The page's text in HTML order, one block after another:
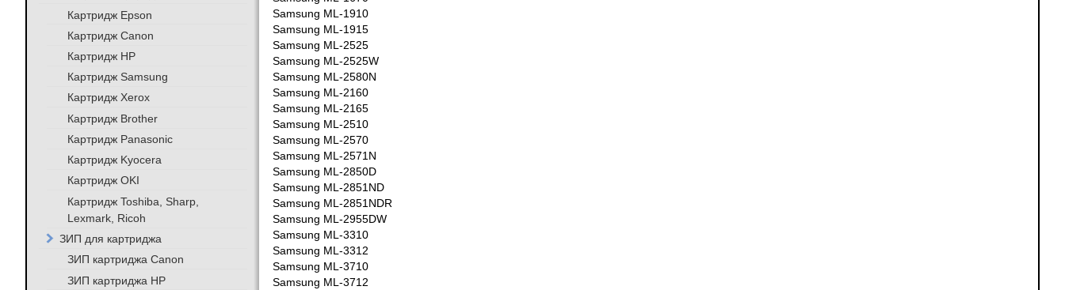
Samsung ML-1910
Samsung ML-1915
Samsung ML-2525
Samsung ML-2525W
Samsung ML-2580N
Samsung ML-2160
Samsung ML-2165
Samsung ML-2510
Samsung ML-2570
Samsung ML-2571N
Samsung ML-2850D
Samsung ML-2851ND
Samsung ML-2851NDR
Samsung ML-2955DW
Samsung ML-3310
Samsung ML-3312
Samsung ML-3710
Samsung ML-3712
Картридж Epson
Картридж Canon
Картридж HP
Картридж Samsung
Картридж Xerox
Картридж Brother
Картридж Panasonic
Картридж Kyocera
Картридж OKI
Картридж Toshiba, Sharp,
Lexmark, Ricoh
ЗИП для картриджа
ЗИП картриджа Canon
ЗИП картриджа HP